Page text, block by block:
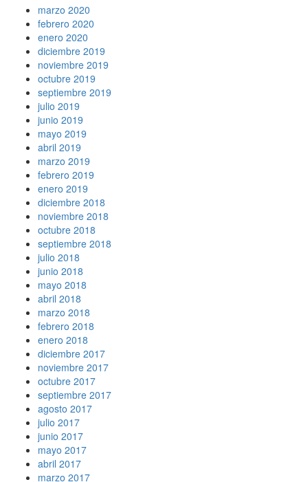
marzo 2020
febrero 2020
enero 2020
diciembre 2019
noviembre 2019
octubre 2019
septiembre 2019
julio 2019
junio 2019
mayo 2019
abril 2019
marzo 2019
febrero 2019
enero 2019
diciembre 2018
noviembre 2018
octubre 2018
septiembre 2018
julio 2018
junio 2018
mayo 2018
abril 2018
marzo 2018
febrero 2018
enero 2018
diciembre 2017
noviembre 2017
octubre 2017
septiembre 2017
agosto 2017
julio 2017
junio 2017
mayo 2017
abril 2017
marzo 2017